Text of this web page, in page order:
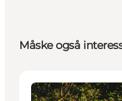
Måske også
Aktiviteter